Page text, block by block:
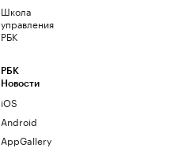
Школа
управления
РБК
РБК
Новости
iOS
Android
AppGallery